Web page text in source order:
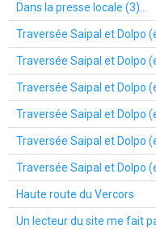
Dans la presse locale (3)...
Traversée Saipal et Dolpo
Traversée Saipal et Dolpo
Traversée Saipal et Dolpo
Traversée Saipal et Dolpo
Traversée Saipal et Dolpo
Traversée Saipal et Dolpo
Haute route du Vercors
Un lecteur du site me fait